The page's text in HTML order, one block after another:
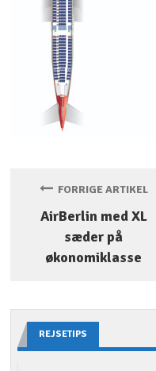
FORRIGE ARTIKEL
AirBerlin med XL
sæder på
økonomiklasse
REJSETIPS